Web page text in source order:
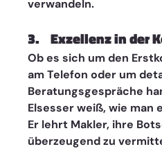
verwandeln.
3.    Exzellenz in der
Ob es sich um den
am Telefon oder um
Beratungsgespräche
Elsesser weiß, wie
Er lehrt Makler, ihre
überzeugend zu